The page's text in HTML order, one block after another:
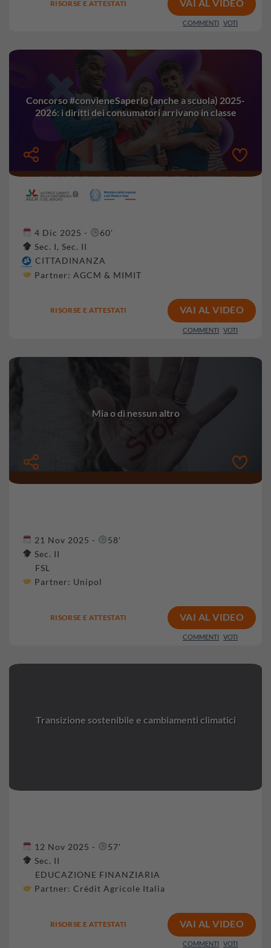
RISORSE E ATTESTATI VAI AL VIDEO
COMMENTI VOTI
Concorso #convieneSaperlo (anche a scuola) 2025-
2026: i diritti dei consumatori arrivano in classe
4 Dic 2025 -
60'
Sec. I, Sec. II
CITTADINANZA
Partner: AGCM & MIMIT
RISORSE E ATTESTATI VAI AL VIDEO
COMMENTI VOTI
Mia o di nessun altro
21 Nov 2025 -
58'
Sec. II
FSL
Partner: Unipol
RISORSE E ATTESTATI VAI AL VIDEO
COMMENTI VOTI
Transizione sostenibile e cambiamenti climatici
12 Nov 2025 -
57'
Sec. II
EDUCAZIONE FINANZIARIA
Partner: Crédit Agricole Italia
RISORSE E ATTESTATI VAI AL VIDEO
COMMENTI VOTI